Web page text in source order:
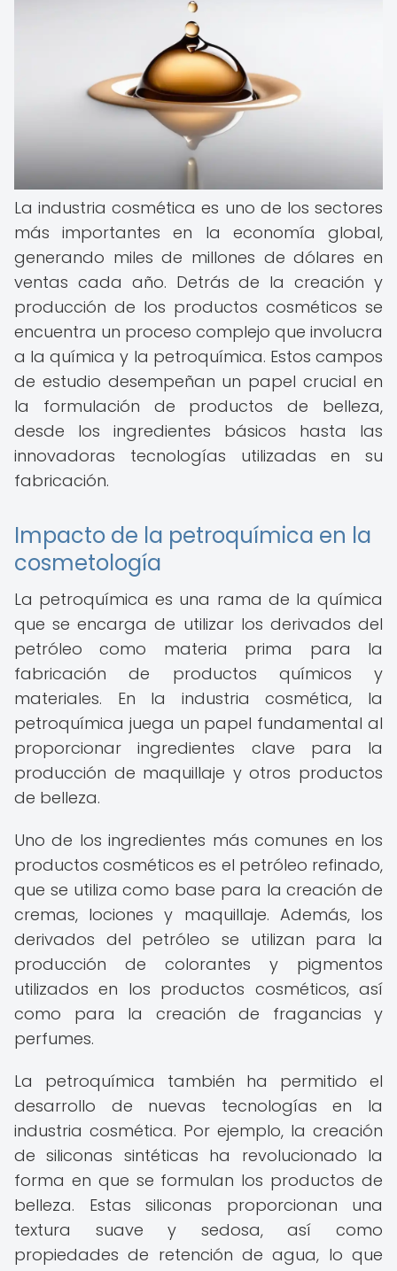
La industria cosmética es uno de los sectores
más importantes en la economía global,
generando miles de millones de dólares en
ventas cada año. Detrás de la creación y
producción de los productos cosméticos se
encuentra un proceso complejo que involucra
a la química y la petroquímica. Estos campos
de estudio desempeñan un papel crucial en
la formulación de productos de belleza,
desde los ingredientes básicos hasta las
innovadoras tecnologías utilizadas en su
fabricación.
Impacto de la petroquímica en la
cosmetología
La petroquímica es una rama de la química
que se encarga de utilizar los derivados del
petróleo como materia prima para la
fabricación de productos químicos y
materiales. En la industria cosmética, la
petroquímica juega un papel fundamental al
proporcionar ingredientes clave para la
producción de maquillaje y otros productos
de belleza.
Uno de los ingredientes más comunes en los
productos cosméticos es el petróleo refinado,
que se utiliza como base para la creación de
cremas, lociones y maquillaje. Además, los
derivados del petróleo se utilizan para la
producción de colorantes y pigmentos
utilizados en los productos cosméticos, así
como para la creación de fragancias y
perfumes.
La petroquímica también ha permitido el
desarrollo de nuevas tecnologías en la
industria cosmética. Por ejemplo, la creación
de siliconas sintéticas ha revolucionado la
forma en que se formulan los productos de
belleza. Estas siliconas proporcionan una
textura suave y sedosa, así como
propiedades de retención de agua, lo que